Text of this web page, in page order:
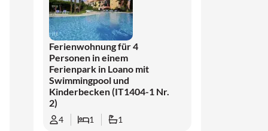
Ferienwohnung für 4
Personen in einem
Ferienpark in Loano mit
Swimmingpool und
Kinderbecken (IT1404-1 Nr.
2)
4 1 1